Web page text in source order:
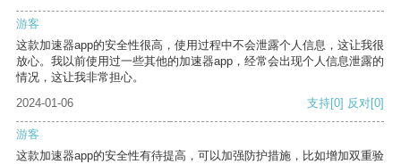
游客
这款加速器app的安全性很高，使用过程中不会泄露个人信息，这让我很
放心。我以前使用过一些其他的加速器app，经常会出现个人信息泄露的
情况，这让我非常担心。
2024-01-06
支持[0] 反对[0]
游客
这款加速器app的安全性有待提高，可以加强防护措施，比如增加双重验